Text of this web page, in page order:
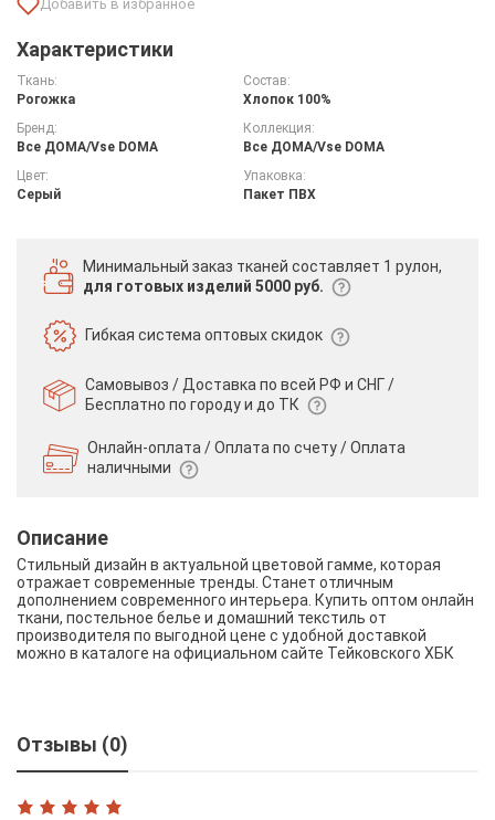
Характеристики
Ткань:
Рогожка
Состав:
Хлопок 100%
Бренд:
Все ДOMA/Vse DOMA
Коллекция:
Все ДOMA/Vse DOMA
Цвет:
Серый
Упаковка:
Пакет ПВХ
Минимальный заказ тканей составляет 1 рулон,
для готовых изделий 5000 руб.
Гибкая системаоптовых скидок
Самовывоз / Доставка по всей РФ и СНГ /
Бесплатно по городу и до ТК
Онлайн-оплата / Оплата по счету /Оплата
наличными
Описание
Стильный дизайн в актуальной цветовой гамме, которая
отражает современные тренды. Станет отличным
дополнением современного интерьера. Купить оптом онлайн
ткани, постельное белье и домашний текстиль от
производителя по выгодной цене с удобной доставкой
можно в каталоге на официальном сайте Тейковского ХБК
Отзывы (0)